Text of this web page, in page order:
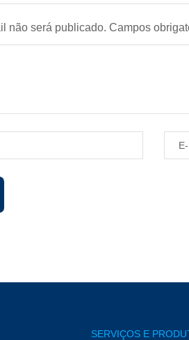
não será publicado. Campos
SERVIÇOS E